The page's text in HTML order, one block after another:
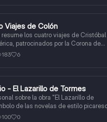
Viajes de Colón
resume los cuatro viajes de Cristóbal
patrocinados por la Corona de
sus objetivos, rutas y
183 6
- El Lazarillo de Tormes
sobre la obra "El Lazarillo de
de las novelas de estilo
española.
100 0